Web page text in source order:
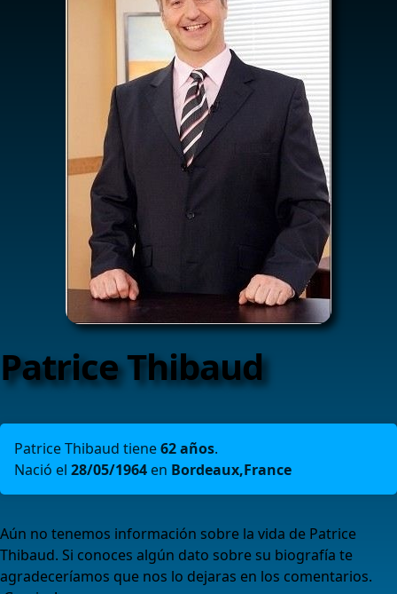
Patrice Thibaud
Patrice Thibaud tiene62 años.
Nació el 28/05/1964 en Bordeaux,France
Aún no tenemos información sobre la vida de Patrice
Thibaud. Si conoces algún dato sobre su biografía te
agradeceríamos que nos lo dejaras en los comentarios.